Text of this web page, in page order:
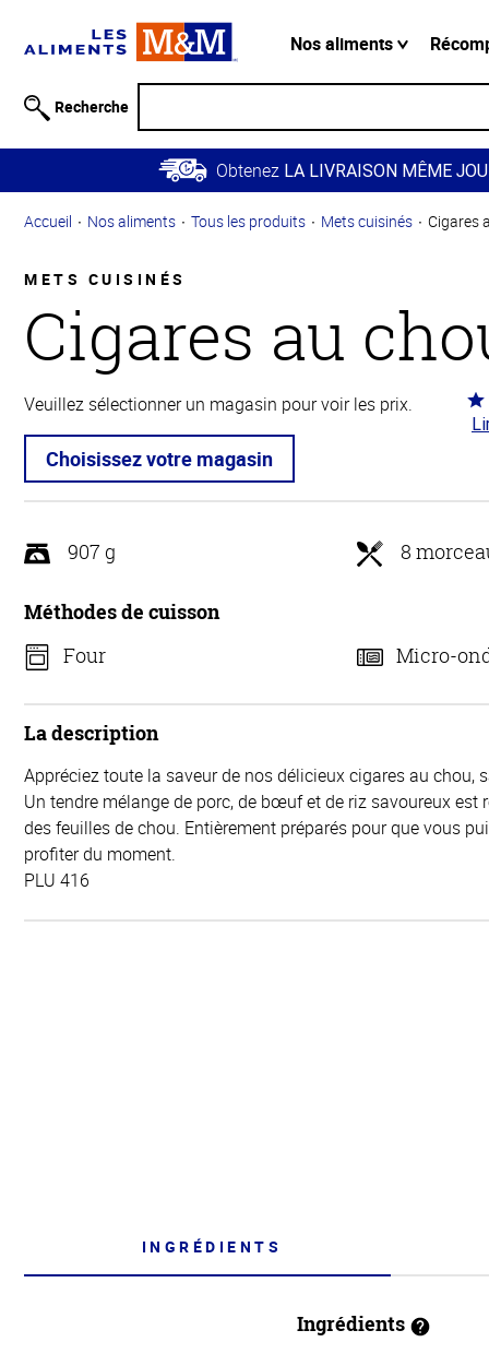
relative à
Passer
contenu
Retour à
principale
Nos aliments
Recherche
Obtenez LA LIVRAISON MÊME
Accueil Nos aliments Tous les produits Mets cuisinés Cigares
METS CUISINÉS
Cigares au
Veuillez sélectionner un magasin pour voir les prix.
Choisissez votre magasin
907 g 8
Méthodes de cuisson
Four
Micro-
La description
Appréciez toute la saveur de nos délicieux cigares au chou,
Un tendre mélange de porc, de bœuf et de riz savoureux est
des feuilles de chou. Entièrement préparés pour que vous
profiter du moment.
PLU 416
INGRÉDIENTS
Ingrédients